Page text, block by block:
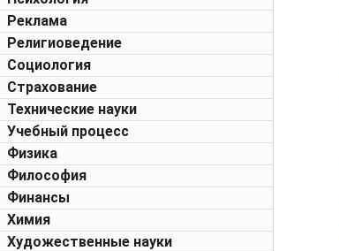
Реклама
Религиоведение
Социология
Страхование
Технические науки
Учебный процесс
Физика
Философия
Финансы
Химия
Художественные науки